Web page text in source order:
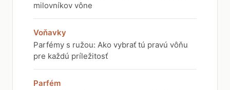
milovníkov vône
Voňavky
Parfémy s ružou: Ako vybrať tú pravú vôňu
pre každú príležitosť
Parfém